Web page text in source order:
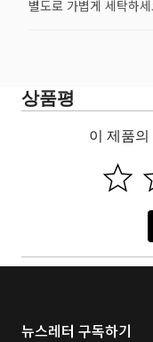
별도로 가볍게 세탁하
상품평
이 제품
뉴스레터 구독하기